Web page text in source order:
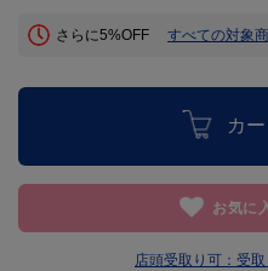
さらに5%OFF すべての対象
カ
お気に
店頭受取り可： 受